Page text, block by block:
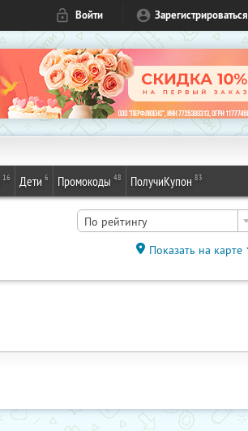
Войти Зарегистрироваться
16 Дети 6 Промокоды 48 ПолучиКупон 83
По рейтингу
Показать на карте